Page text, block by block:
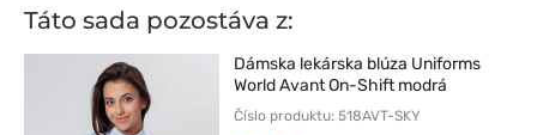
Táto sada pozostáva z:
Dámska lekárska blúza Uniforms
World Avant On-Shift modrá
Číslo produktu: 518AVT-SKY